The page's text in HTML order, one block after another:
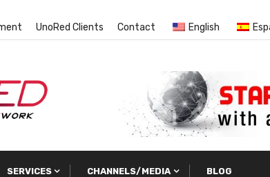
UnoRed Clients Contact English
SERVICES CHANNELS/MEDIA BLOG